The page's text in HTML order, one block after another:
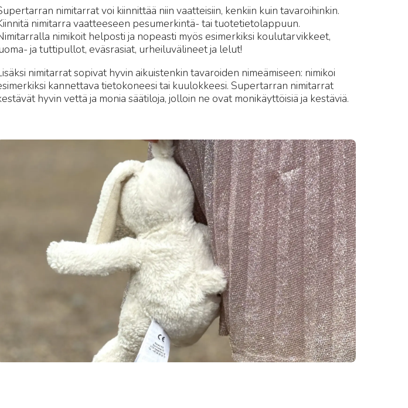
nimitarrat voi kiinnittää niin vaatteisiin, kenkiin kuin tavaroihinkin.
nimitarra vaatteeseen pesumerkintä- tai tuotetietolappuun.
nimikoit helposti ja nopeasti myös esimerkiksi koulutarvikkeet,
ja tuttipullot, eväsrasiat, urheiluvälineet ja lelut!
nimitarrat sopivat hyvin aikuistenkin tavaroiden nimeämiseen: nimikoi
kannettava tietokoneesi tai kuulokkeesi. Supertarran nimitarrat
hyvin vettä ja monia säätiloja, jolloin ne ovat monikäyttöisiä ja kestäviä.